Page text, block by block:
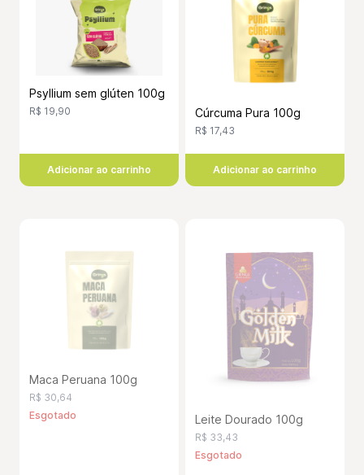
Psyllium sem glúten 100g
R$ 19,90
Adicionar ao carrinho
Cúrcuma Pura 100g
R$ 17,43
Adicionar ao carrinho
Maca Peruana 100g
R$ 30,64
Esgotado
Leite Dourado 100g
R$ 33,43
Esgotado